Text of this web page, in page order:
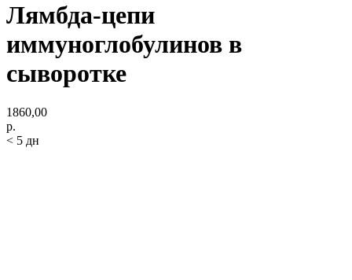
Лямбда-цепи
иммуноглобулинов в
сыворотке
1860,00
р.
< 5 дн